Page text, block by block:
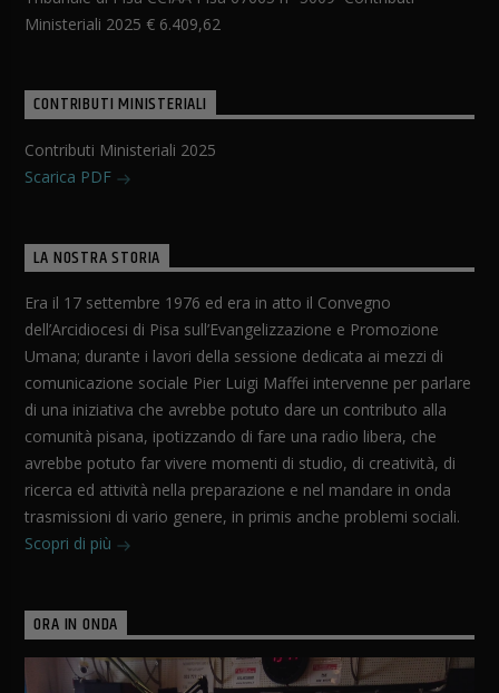
Ministeriali 2025 € 6.409,62
CONTRIBUTI MINISTERIALI
Contributi Ministeriali 2025
Scarica PDF
LA NOSTRA STORIA
Era il 17 settembre 1976 ed era in atto il Convegno
dell’Arcidiocesi di Pisa sull’Evangelizzazione e Promozione
Umana; durante i lavori della sessione dedicata ai mezzi di
comunicazione sociale Pier Luigi Maffei intervenne per parlare
di una iniziativa che avrebbe potuto dare un contributo alla
comunità pisana, ipotizzando di fare una radio libera, che
avrebbe potuto far vivere momenti di studio, di creatività, di
ricerca ed attività nella preparazione e nel mandare in onda
trasmissioni di vario genere, in primis anche problemi sociali.
Scopri di più
ORA IN ONDA